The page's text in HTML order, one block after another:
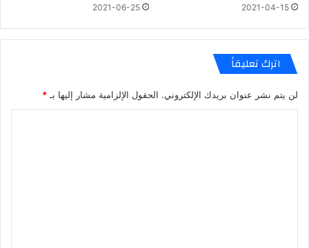
2021-04-15
2021-06-25
اترك تعليقاً
لن يتم نشر عنوان بريدك الإلكتروني. الحقول الإلزامية مشار إليها بـ *